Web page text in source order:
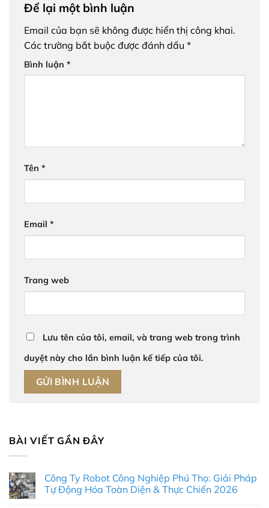
Để lại một bình luận
Email của bạn sẽ không được hiển thị công khai.
Các trường bắt buộc được đánh dấu *
Bình luận *
Tên *
Email *
Trang web
Lưu tên của tôi, email, và trang web trong trình
duyệt này cho lần bình luận kế tiếp của tôi.
BÀI VIẾT GẦN ĐÂY
Công Ty Robot Công Nghiệp Phú Thọ: Giải Pháp
Tự Động Hóa Toàn Diện & Thực Chiến 2026